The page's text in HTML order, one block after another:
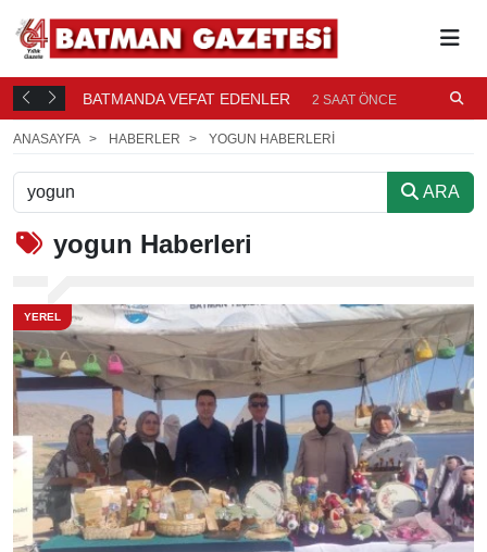
BATMANDA VEFAT EDENLER 2 SAAT ÖNCE
ANASAYFA HABERLER YOGUN HABERLERI
ARA
yogun Haberleri
YEREL